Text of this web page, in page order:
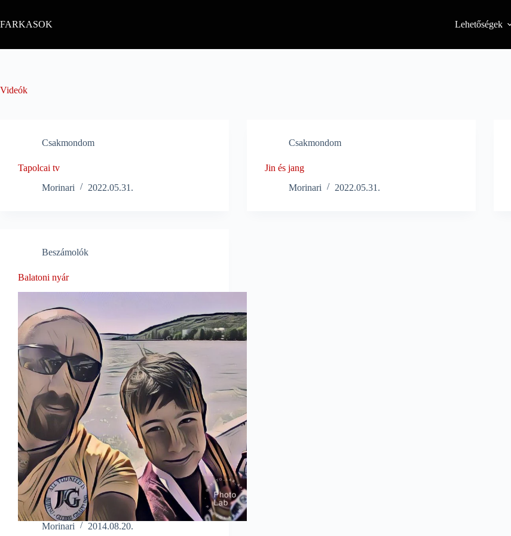
content
FARKASOK Lehetőségek
Videók
Csakmondom
Tapolcai tv
Morinari
2022.05.31.
Csakmondom
Jin és jang
Morinari
2022.05.31.
Beszámolók
Balatoni nyár
Morinari 2014.08.20.